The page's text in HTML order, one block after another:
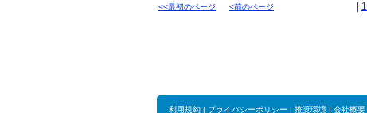
<<最初のページ <前のページ 1
利用規約 | プライバシーポリシー | 推奨環境 | 会社概要